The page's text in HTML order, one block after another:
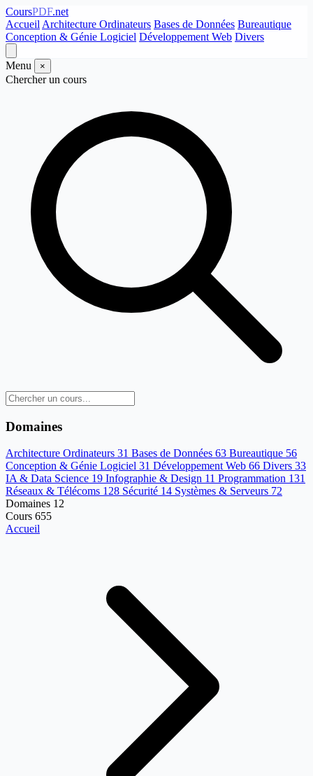
CoursPDF.net
Accueil Architecture Ordinateurs Bases de Données Bureautique
Conception & Génie Logiciel Développement Web Divers
Menu ×
Chercher un cours
Domaines
Architecture Ordinateurs 31 Bases de Données 63 Bureautique 56
Conception & Génie Logiciel 31 Développement Web 66 Divers 33
IA & Data Science 19 Infographie & Design 11 Programmation 131
Réseaux & Télécoms 128 Sécurité 14 Systèmes & Serveurs 72
Domaines 12
Cours 655
Accueil